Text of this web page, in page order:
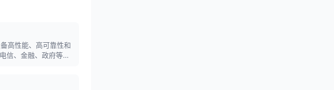
高性能、高可靠性和
信、金融、政府等核